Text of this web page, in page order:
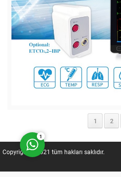
1 2
Copyright © 2021 tüm hakları saklıdır.
Müşteri Temsilcisi
1